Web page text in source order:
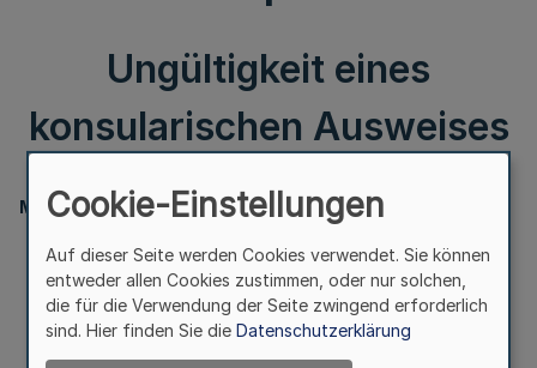
Ungültigkeit eines
konsularischen Ausweises
Ministerpräsident
Ungültigkeit
eines konsularischen Ausweises
Bek. d. Ministerpräsidenten vom 29.1.1999 -
Cookie-Einstellungen
Auf dieser Seite werden Cookies verwendet. Sie können
entweder allen Cookies zustimmen, oder nur solchen,
die für die Verwendung der Seite zwingend erforderlich
sind. Hier finden Sie die Datenschutzerklärung